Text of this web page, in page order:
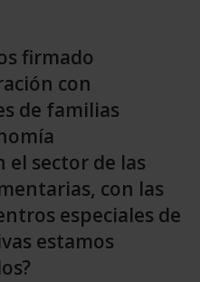
firmado
con
de familias
el sector de las
con las
especiales de
estamos